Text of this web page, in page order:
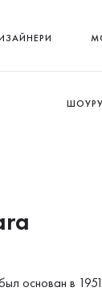
основан в